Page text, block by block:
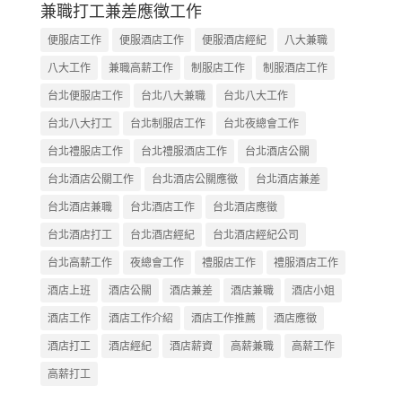
兼職打工兼差應徵工作
便服店工作 便服酒店工作 便服酒店經紀
八大兼職
八大工作
兼職高薪工作 制服店工作
制服酒店工作
台北便服店工作
台北八大兼職
台北八大工作
台北八大打工
台北制服店工作
台北夜總會工作
台北禮服店工作
台北禮服酒店工作
台北酒店公關
台北酒店公關工作
台北酒店公關應徵
台北酒店兼差
台北酒店兼職
台北酒店工作
台北酒店應徵
台北酒店打工
台北酒店經紀
台北酒店經紀公司
台北高薪工作
夜總會工作 禮服店工作
禮服酒店工作
酒店上班
酒店公關 酒店兼差 酒店兼職
酒店小姐
酒店工作
酒店工作介紹 酒店工作推薦
酒店應徵
酒店打工
酒店經紀 酒店薪資 高薪兼職
高薪工作
高薪打工